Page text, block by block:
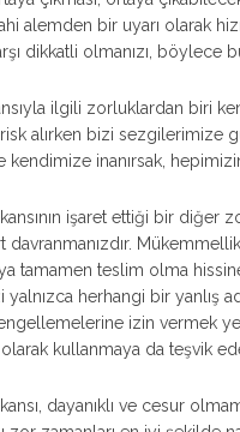
alemden bir uyarı olarak
dikkatli olmanızı, böylece
ilgili zorluklardan biri
risk alırken bizi sezgilerimize
kendimize inanırsak,
işaret ettiği bir
davranmanızdır.
tamamen teslim olma
yalnızca herhangi bir yanlış
engellemelerine izin vermek
kullanmaya da teşvik
dayanıklı ve cesur